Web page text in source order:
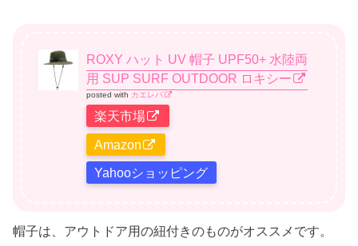
ROXY ハット UV 帽子 UPF50+ 水陸両
用 SUP SURF OUTDOOR ロキシー
posted with カエレバ
楽天市場
Amazon
Yahooショッピング
帽子は、アウトドア用の紐付きのものがオススメです。